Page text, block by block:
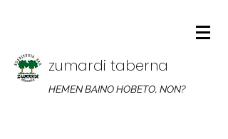
zumardi taberna
HEMEN BAINO HOBETO, NON?